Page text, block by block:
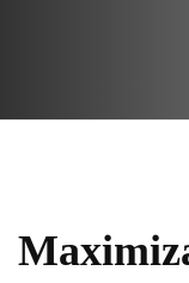
contenido